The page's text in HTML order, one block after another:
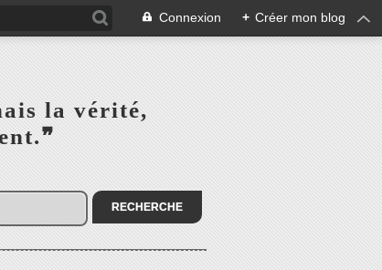
Connexion + Créer mon blog
la vérité,‎